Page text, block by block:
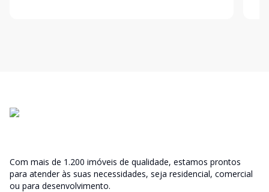
Com mais de 1.200 imóveis de qualidade, estamos prontos
para atender às suas necessidades, seja residencial, comercial
ou para desenvolvimento.